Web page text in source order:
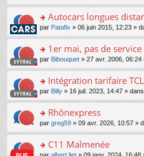
e
nt
u
s
ré
c
e
nt
le
pl
u
s
ré
c
e
nt
e
n
n
le
pl
u
s
ré
c
e
nt
s
a
g
e
n
n
le
pl
u
s
ré
c
e
nt
le
m
e
s
a
g
e
n
n
le
pl
u
s
ré
n
s
ult
er
le
m
e
s
a
g
e
n
n
le
o
n
s
ult
er
le
m
e
s
a
g
e
n
Autocars longues
par Patafix » 06 juin 2015, 12:23 »
o
n
s
ult
er
le
m
e
s
a
1er mai, pas de service
par Bibouquet » 27 avr. 2006, 06:24
o
n
s
ult
er
le
m
e
Intégration tarifaire
par Billy » 16 juil. 2023, 14:47 » dans
o
n
s
ult
Rhônexpress
par greg59 » 09 avr. 2026, 10:57 »
C11 Malmenée